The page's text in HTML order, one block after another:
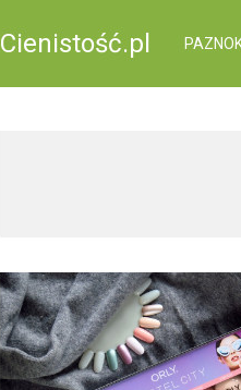
Cienistość.pl